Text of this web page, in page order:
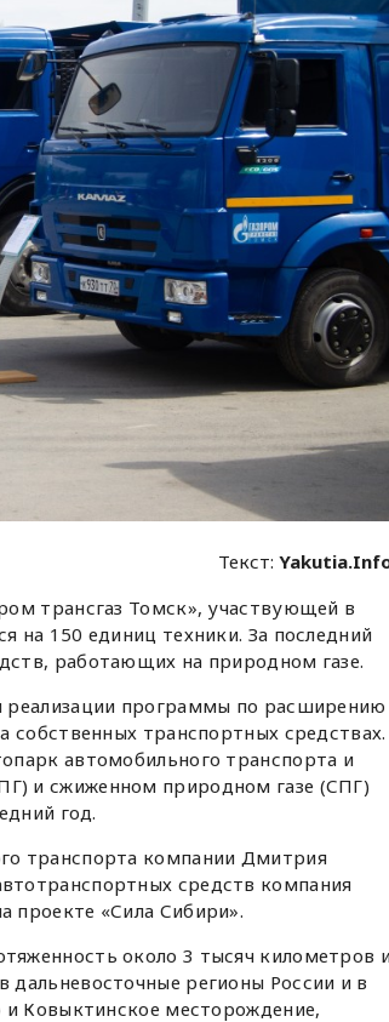
Текст:
трансгаз Томск», участвующей в
на 150 единиц техники. За последний
работающих на природном газе.
реализации программы по расширению
собственных транспортных средствах.
автомобильного транспорта и
и сжиженном природном газе (СПГ)
год.
транспорта компании Дмитрия
средств компания
проекте «Сила Сибири».
около 3 тысяч километров и
дальневосточные регионы России и в
и Ковыктинское месторождение,